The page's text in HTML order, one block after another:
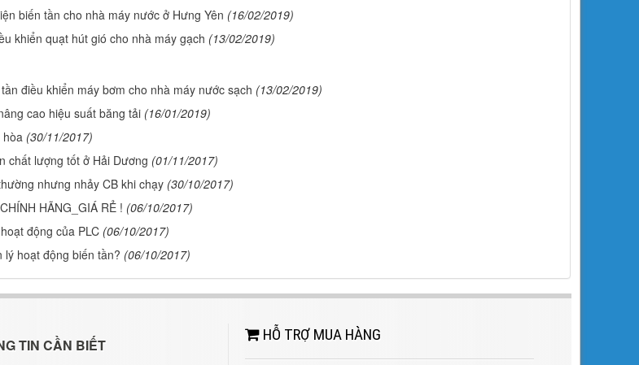
biến tần cho nhà máy nước ở Hưng Yên (16/02/2019)
khiển quạt hút gió cho nhà máy gạch (13/02/2019)
điều khiển máy bơm cho nhà máy nước sạch (13/02/2019)
cao hiệu suất băng tải (16/01/2019)
(30/11/2017)
chất lượng tốt ở Hải Dương (01/11/2017)
nhưng nhảy CB khi chạy (30/10/2017)
HÃNG_GIÁ RẺ ! (06/10/2017)
động của PLC (06/10/2017)
lý hoạt động biến tần? (06/10/2017)
TIN CẦN BIẾT
HỖ TRỢ MUA HÀNG